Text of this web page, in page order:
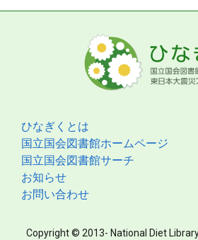
ひなぎくとは
国立国会図書館ホームページ
国立国会図書館サーチ
お知らせ
お問い合わせ
Copyright © 2013- National Diet